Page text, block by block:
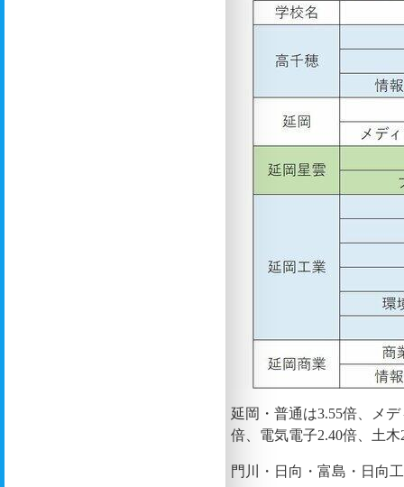
延岡・普通は3.55倍、メ
倍、電気電子2.40倍、土
門川・日向・富島・日向